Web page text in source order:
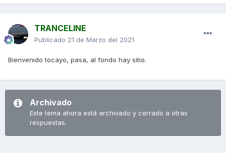
TRANCELINE
Publicado 21 de Marzo del 2021
Bienvenido tocayo, pasa, al fondo hay sitio.
Archivado
Este tema ahora está archivado y cerrado a otras
respuestas.